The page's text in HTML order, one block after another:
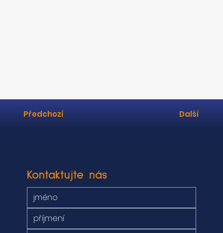
Předchozí Další
Kontaktujte nás